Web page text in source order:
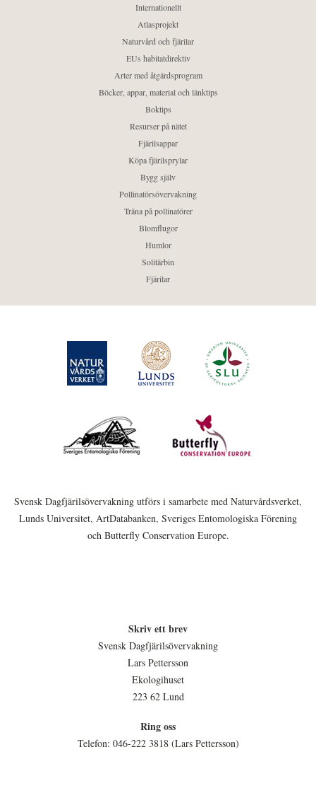
Internationellt
Atlasprojekt
Naturvård och fjärilar
EUs habitatdirektiv
Arter med åtgärdsprogram
Böcker, appar, material och länktips
Boktips
Resurser på nätet
Fjärilsappar
Köpa fjärilsprylar
Bygg själv
Pollinatörsövervakning
Träna på pollinatörer
Blomflugor
Humlor
Solitärbin
Fjärilar
Svensk Dagfjärilsövervakning utförs i samarbete med Naturvårdsverket,
Lunds Universitet, ArtDatabanken, Sveriges Entomologiska Förening
och Butterfly Conservation Europe.
Skriv ett brev
Svensk Dagfjärilsövervakning
Lars Pettersson
Ekologihuset
223 62 Lund
Ring oss
Telefon: 046-222 3818 (Lars Pettersson)